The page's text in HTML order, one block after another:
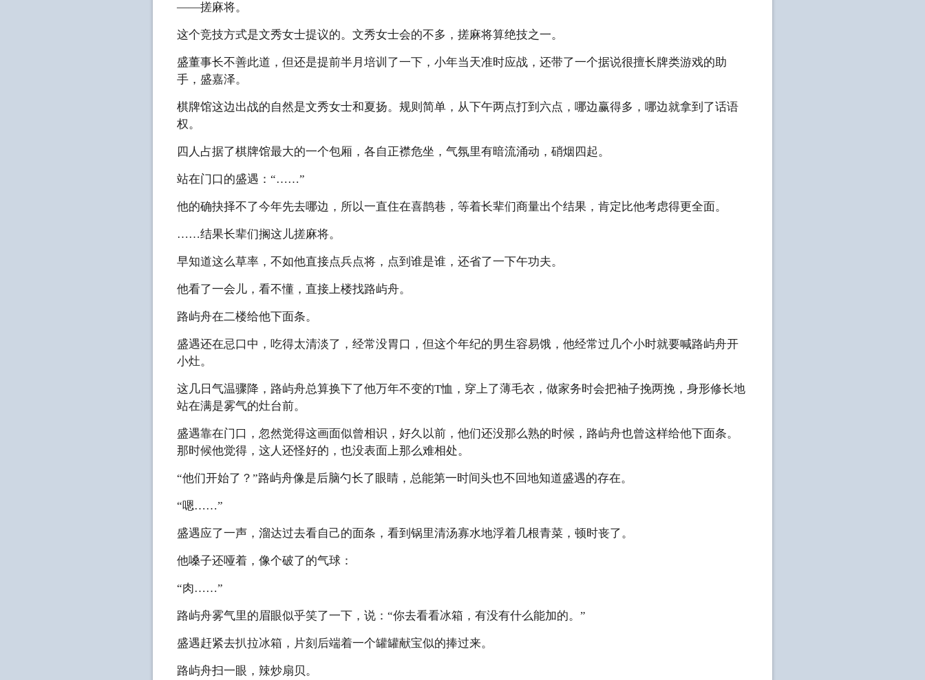
——搓麻将。
这个竞技方式是文秀女士提议的。文秀女士会的不多，搓麻将算绝技之一。
盛董事长不善此道，但还是提前半月培训了一下，小年当天准时应战，还带了一个据说很擅长牌类游戏的助
手，盛嘉泽。
棋牌馆这边出战的自然是文秀女士和夏扬。规则简单，从下午两点打到六点，哪边赢得多，哪边就拿到了话语
权。
四人占据了棋牌馆最大的一个包厢，各自正襟危坐，气氛里有暗流涌动，硝烟四起。
站在门口的盛遇：“……”
他的确抉择不了今年先去哪边，所以一直住在喜鹊巷，等着长辈们商量出个结果，肯定比他考虑得更全面。
……结果长辈们搁这儿搓麻将。
早知道这么草率，不如他直接点兵点将，点到谁是谁，还省了一下午功夫。
他看了一会儿，看不懂，直接上楼找路屿舟。
路屿舟在二楼给他下面条。
盛遇还在忌口中，吃得太清淡了，经常没胃口，但这个年纪的男生容易饿，他经常过几个小时就要喊路屿舟开
小灶。
这几日气温骤降，路屿舟总算换下了他万年不变的T恤，穿上了薄毛衣，做家务时会把袖子挽两挽，身形修长地
站在满是雾气的灶台前。
盛遇靠在门口，忽然觉得这画面似曾相识，好久以前，他们还没那么熟的时候，路屿舟也曾这样给他下面条。
那时候他觉得，这人还怪好的，也没表面上那么难相处。
“他们开始了？”路屿舟像是后脑勺长了眼睛，总能第一时间头也不回地知道盛遇的存在。
“嗯……”
盛遇应了一声，溜达过去看自己的面条，看到锅里清汤寡水地浮着几根青菜，顿时丧了。
他嗓子还哑着，像个破了的气球：
“肉……”
路屿舟雾气里的眉眼似乎笑了一下，说：“你去看看冰箱，有没有什么能加的。”
盛遇赶紧去扒拉冰箱，片刻后端着一个罐罐献宝似的捧过来。
路屿舟扫一眼，辣炒扇贝。